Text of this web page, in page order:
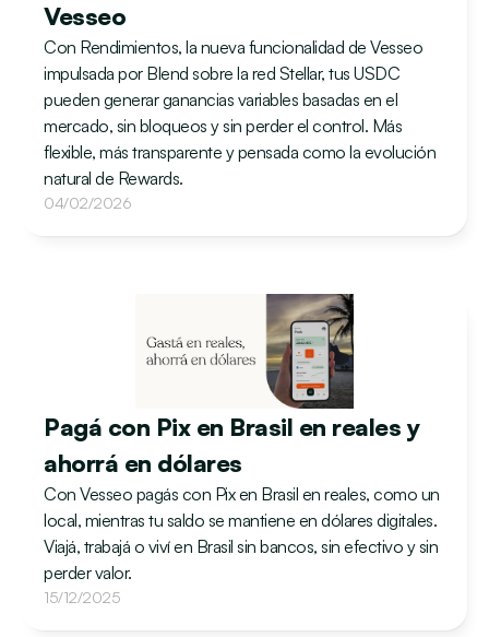
Vesseo
Con Rendimientos, la nueva funcionalidad de Vesseo
impulsada por Blend sobre la red Stellar, tus USDC
pueden generar ganancias variables basadas en el
mercado, sin bloqueos y sin perder el control. Más
flexible, más transparente y pensada como la evolución
natural de Rewards.
04/02/2026
Pagá con Pix en Brasil en reales y
ahorrá en dólares
Con Vesseo pagás con Pix en Brasil en reales, como un
local, mientras tu saldo se mantiene en dólares digitales.
Viajá, trabajá o viví en Brasil sin bancos, sin efectivo y sin
perder valor.
15/12/2025